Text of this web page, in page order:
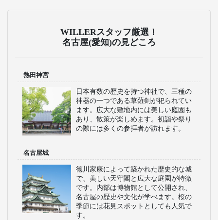
WILLERスタッフ厳選！
名古屋(愛知)の見どころ
熱田神宮
日本有数の歴史を持つ神社で、三種の
神器の一つである草薙剣が祀られてい
ます。広大な敷地内には美しい庭園も
あり、散策が楽しめます。初詣や祭り
の際には多くの参拝者が訪れます。
名古屋城
徳川家康によって築かれた歴史的な城
で、美しい天守閣と広大な庭園が特徴
です。内部は博物館として公開され、
名古屋の歴史や文化が学べます。桜の
季節には花見スポットとしても人気で
す。